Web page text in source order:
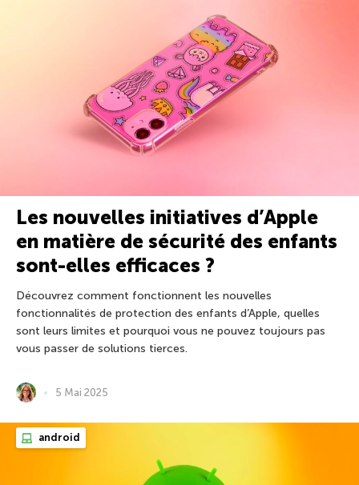
Les nouvelles initiatives d’Apple
en matière de sécurité des enfants
sont-elles efficaces ?
Découvrez comment fonctionnent les nouvelles
fonctionnalités de protection des enfants d’Apple, quelles
sont leurs limites et pourquoi vous ne pouvez toujours pas
vous passer de solutions tierces.
5 Mai 2025
android